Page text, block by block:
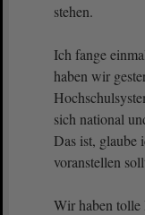
stehen.
Ich fange
haben wir
sich national
Das ist, glaube
voranstellen
Wir haben tolle